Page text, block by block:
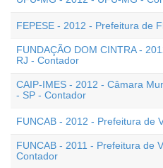
FEPESE - 2012 - Prefeitura de
FUNDAÇÃO DOM CINTRA -
RJ - Contador
CAIP-IMES - 2012 - Câmara
- SP - Contador
FUNCAB - 2012 - Prefeitura de
FUNCAB - 2011 - Prefeitura de
Contador